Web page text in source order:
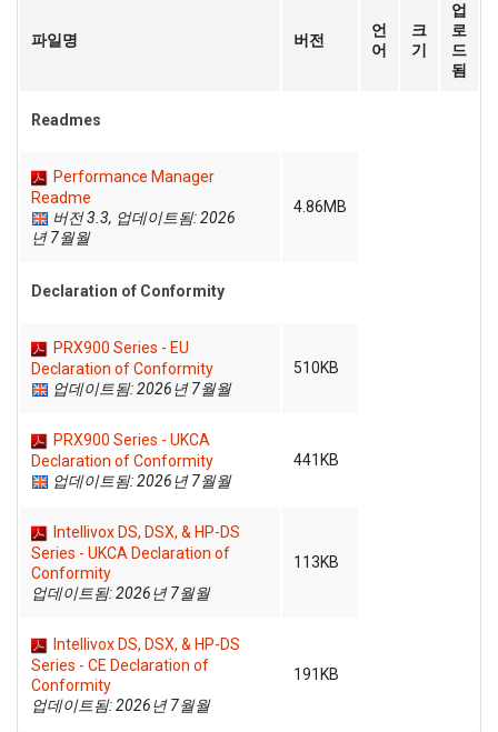
언어/지역
파일명 버전
언
어
크
기
업
로
드
됨
Readmes
Performance Manager
Readme
버전 3.3, 업데이트됨: 2026
년 7월월
4.86MB
Declaration of Conformity
PRX900 Series - EU
Declaration of Conformity
업데이트됨: 2026년 7월월
510KB
PRX900 Series - UKCA
Declaration of Conformity
업데이트됨: 2026년 7월월
441KB
Intellivox DS, DSX, & HP-DS
Series - UKCA Declaration of
Conformity
업데이트됨: 2026년 7월월
113KB
Intellivox DS, DSX, & HP-DS
Series - CE Declaration of
Conformity
업데이트됨: 2026년 7월월
191KB